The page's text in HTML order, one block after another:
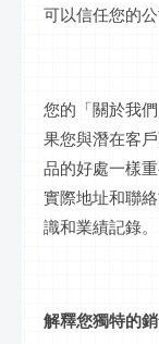
可以信任您的公
您的「關於我
果您與潛在客
品的好處一樣
實際地址和聯
識和業績記錄。
解釋您獨特的